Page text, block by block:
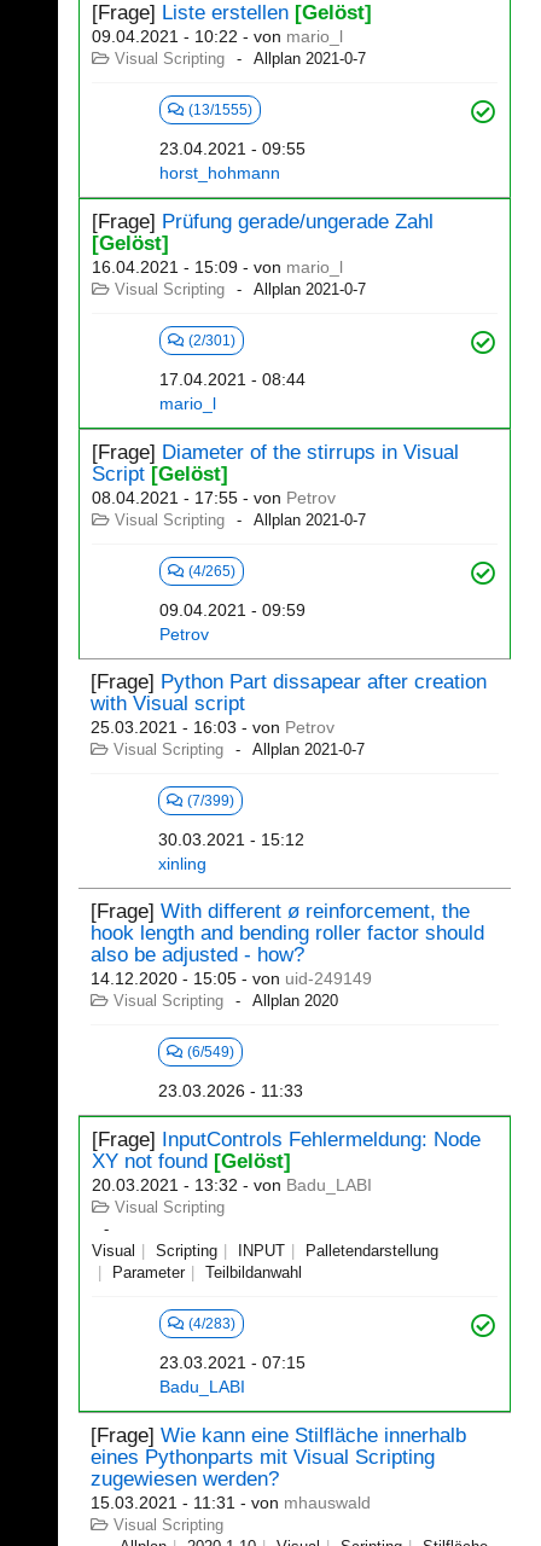
[Frage] Liste erstellen [Gelöst]
09.04.2021 - 10:22 - von mario_l
Visual Scripting Allplan 2021-0-7
(13/1555)
23.04.2021 - 09:55
horst_hohmann
[Frage] Prüfung gerade/ungerade Zahl
[Gelöst]
16.04.2021 - 15:09 - von mario_l
Visual Scripting Allplan 2021-0-7
(2/301)
17.04.2021 - 08:44
mario_l
[Frage] Diameter of the stirrups in Visual
Script [Gelöst]
08.04.2021 - 17:55 - von Petrov
Visual Scripting Allplan 2021-0-7
(4/265)
09.04.2021 - 09:59
Petrov
[Frage] Python Part dissapear after creation
with Visual script
25.03.2021 - 16:03 - von Petrov
Visual Scripting Allplan 2021-0-7
(7/399)
30.03.2021 - 15:12
xinling
[Frage] With different ø reinforcement, the
hook length and bending roller factor should
also be adjusted - how?
14.12.2020 - 15:05 - von uid-249149
Visual Scripting Allplan 2020
(6/549)
23.03.2026 - 11:33
[Frage] InputControls Fehlermeldung: Node
XY not found [Gelöst]
20.03.2021 - 13:32 - von Badu_LABI
Visual Scripting
Visual Scripting INPUT
Palletendarstellung
Parameter
Teilbildanwahl
(4/283)
23.03.2021 - 07:15
Badu_LABI
[Frage] Wie kann eine Stilfläche innerhalb
eines Pythonparts mit Visual Scripting
zugewiesen werden?
15.03.2021 - 11:31 - von mhauswald
Visual Scripting